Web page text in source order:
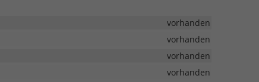
vorhanden
vorhanden
vorhanden
vorhanden